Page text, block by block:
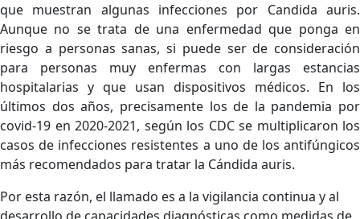
que muestran algunas infecciones por Candida auris.
Aunque no se trata de una enfermedad que ponga en
riesgo a personas sanas, si puede ser de consideración
para personas muy enfermas con largas estancias
hospitalarias y que usan dispositivos médicos. En los
últimos dos años, precisamente los de la pandemia por
covid-19 en 2020-2021, según los CDC se multiplicaron los
casos de infecciones resistentes a uno de los antifúngicos
más recomendados para tratar la Cándida auris.
Por esta razón, el llamado es a la vigilancia continua y al